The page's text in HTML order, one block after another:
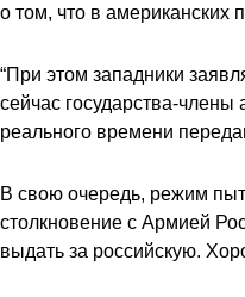
о том, что в американских
“При этом западники
сейчас государства-
реального времени
В свою очередь, режим
столкновение с Армией
выдать за российскую.